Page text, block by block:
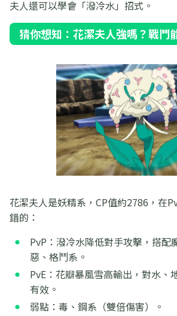
夫人還可以學會「潑冷水」招式。
猜你想知：花潔夫人強嗎？戰鬥
花潔夫人是妖精系，CP值約2786，在
錯的：
PvP：潑冷水降低對手攻擊，搭配
惡、格鬥系。
PvE：花瓣暴風雪高輸出，對水、
有效。
弱點：毒、鋼系（雙倍傷害）。